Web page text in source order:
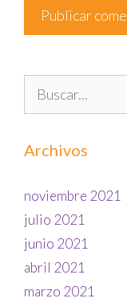
Archivos
noviembre 2021
julio 2021
junio 2021
abril 2021
marzo 2021